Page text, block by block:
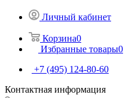
Личный кабинет
Корзина0
Избранные товары0
+7 (495) 124-80-60
Контактная информация